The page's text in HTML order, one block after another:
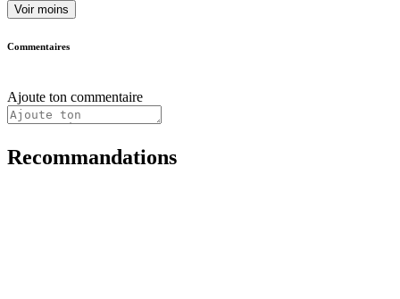
Voir moins
Commentaires
Ajoute ton commentaire
Recommandations